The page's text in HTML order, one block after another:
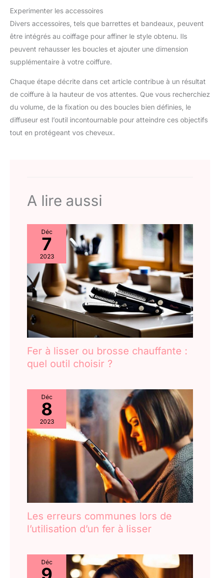
Experimenter les accessoires
Divers accessoires, tels que barrettes et bandeaux, peuvent
être intégrés au coiffage pour affiner le style obtenu. Ils
peuvent rehausser les boucles et ajouter une dimension
supplémentaire à votre coiffure.
Chaque étape décrite dans cet article contribue à un résultat
de coiffure à la hauteur de vos attentes. Que vous recherchiez
du volume, de la fixation ou des boucles bien définies, le
diffuseur est l’outil incontournable pour atteindre ces objectifs
tout en protégeant vos cheveux.
A lire aussi
Déc
7
2023
Fer à lisser ou brosse chauffante :
quel outil choisir ?
Déc
8
2023
Les erreurs communes lors de
l’utilisation d’un fer à lisser
Déc